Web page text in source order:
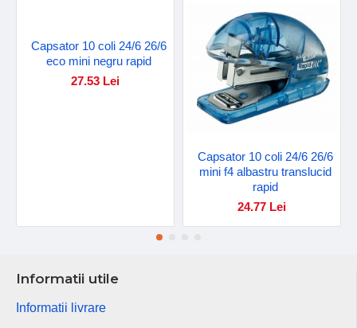
Capsator 10 coli 24/6 26/6
eco mini negru rapid
27.53 Lei
Capsator 10 coli 24/6 26/6
mini f4 albastru translucid
rapid
24.77 Lei
Informatii utile
Informatii livrare